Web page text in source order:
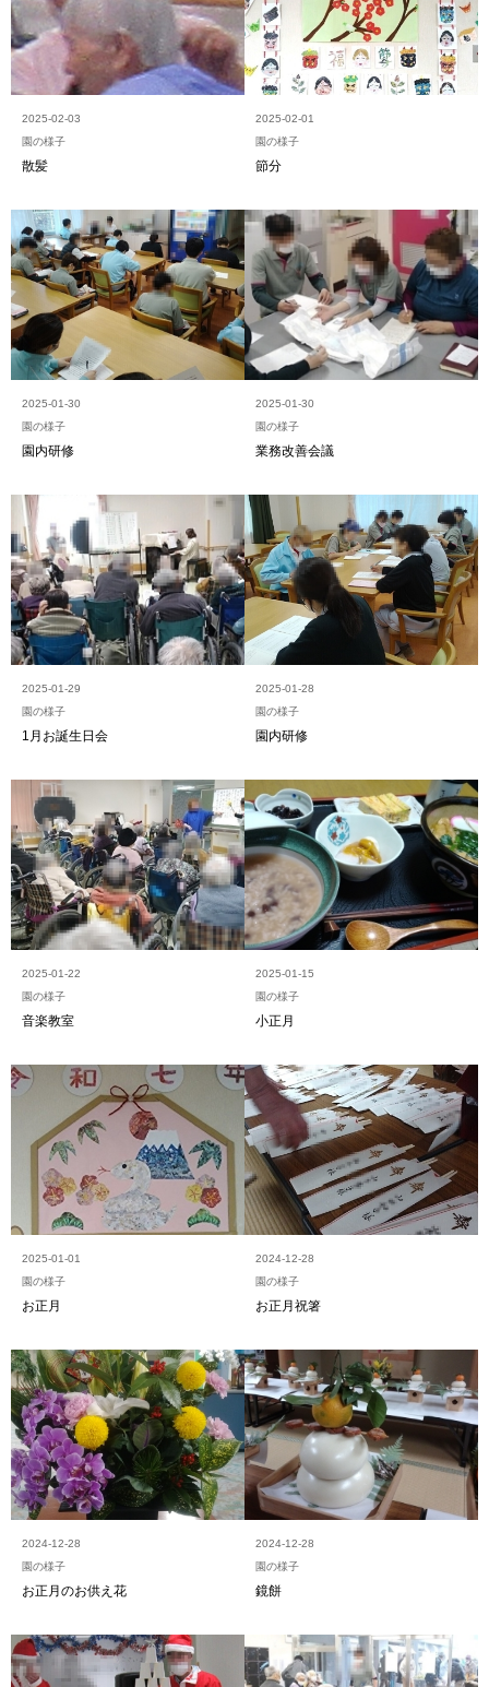
2025-02-03
園の様子
散髪
2025-02-01
園の様子
節分
2025-01-30
園の様子
園内研修
2025-01-30
園の様子
業務改善会議
2025-01-29
園の様子
1月お誕生日会
2025-01-28
園の様子
園内研修
2025-01-22
園の様子
音楽教室
2025-01-15
園の様子
小正月
2025-01-01
園の様子
お正月
2024-12-28
園の様子
お正月祝箸
2024-12-28
園の様子
お正月のお供え花
2024-12-28
園の様子
鏡餅